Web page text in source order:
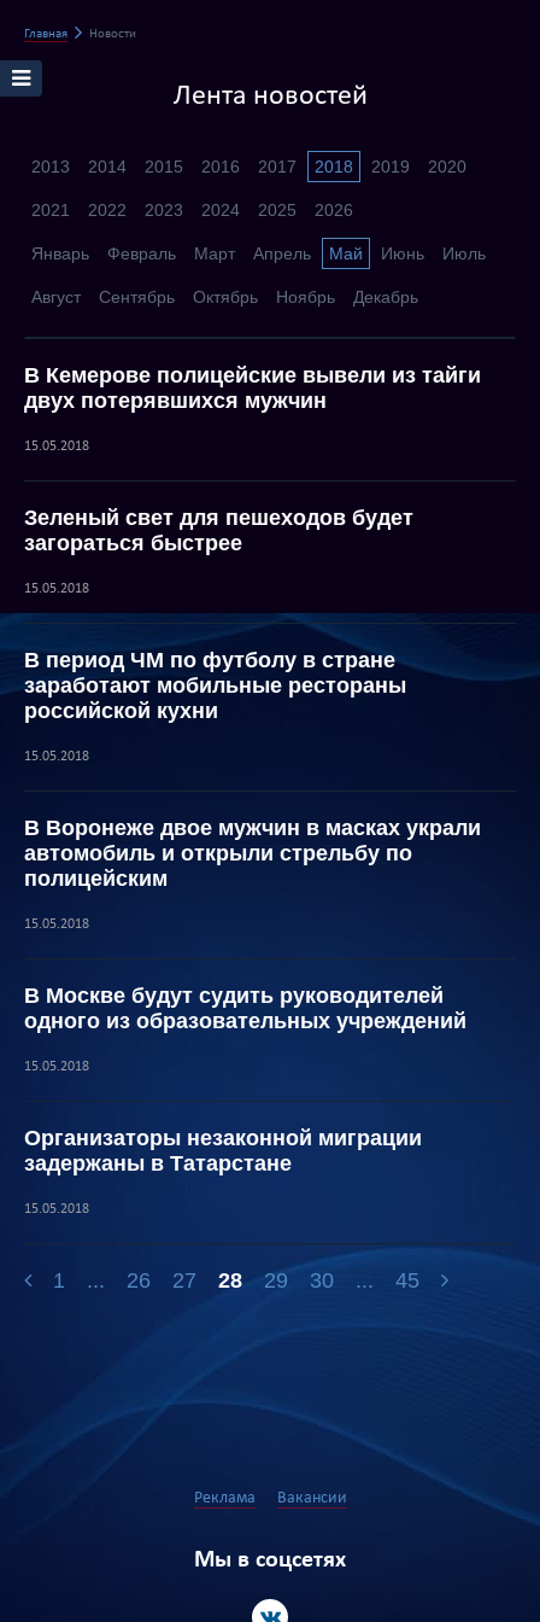
Главная Новости
Лента новостей
2013 2014 2015 2016 2017 2018 2019 2020
2021 2022 2023 2024 2025 2026
Январь Февраль Март Апрель Май Июнь Июль
Август Сентябрь Октябрь Ноябрь Декабрь
В Кемерове полицейские вывели из тайги
двух потерявшихся мужчин
15.05.2018
Зеленый свет для пешеходов будет
загораться быстрее
15.05.2018
В период ЧМ по футболу в стране
заработают мобильные рестораны
российской кухни
15.05.2018
В Воронеже двое мужчин в масках украли
автомобиль и открыли стрельбу по
полицейским
15.05.2018
В Москве будут судить руководителей
одного из образовательных учреждений
15.05.2018
Организаторы незаконной миграции
задержаны в Татарстане
15.05.2018
1 ... 26 27 28 29 30 ... 45
Реклама Вакансии
Мы в соцсетях